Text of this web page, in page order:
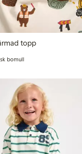
topp
kr
bomull